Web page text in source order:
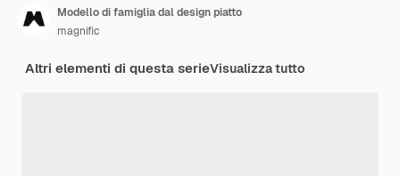
Modello di famiglia dal design piatto
magnific
Altri elementi di questa serieVisualizza tutto